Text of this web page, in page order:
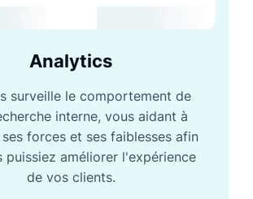
Analytics
surveille le comportement de
interne, vous aidant à
forces et ses faiblesses afin
puissiez améliorer l'expérience
de vos clients.